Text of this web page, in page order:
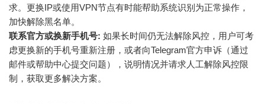
求。更换IP或使用VPN节点有时能帮助系统识别为正常操作，
加快解除黑名单。
联系官方或换新手机号: 如果长时间仍无法解除风控，用户可考
虑更换新的手机号重新注册，或者向Telegram官方申诉（通过
邮件或帮助中心提交问题），说明情况并请求人工解除风控限
制，获取更多解决方案。